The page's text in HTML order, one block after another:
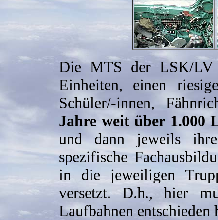
Die MTS der LSK/LV
Einheiten, einen
Schüler/-innen,
Jahre weit über 1.000
und dann jeweils
spezifische
in die jeweiligen
versetzt. D.h., hier
Laufbahnen